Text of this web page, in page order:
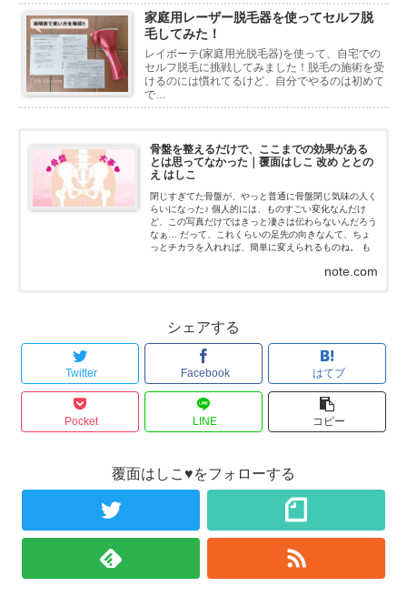
家庭用レーザー脱毛器を使ってセルフ脱
毛してみた！
レイボーテ(家庭用光脱毛器)を使って、自宅での
セルフ脱毛に挑戦してみました！脱毛の施術を受
けるのには慣れてるけど、自分でやるのは初めて
で…
骨盤を整えるだけで、ここまでの効果がある
とは思ってなかった｜覆面はしこ 改め ととの
え はしこ
閉じすぎてた骨盤が、やっと普通に骨盤閉じ気味の人く
らいになった♪ 個人的には、ものすごい変化なんだけ
ど、この写真だけではきっと凄さは伝わらないんだろう
なぁ… だって、これくらいの足先の向きなんて、ちょ
っとチカラを入れれば、簡単に変えられるものね。 も
note.com
シェアする
Twitter Facebook はてブ
Pocket LINE コピー
覆面はしこ♥をフォローする